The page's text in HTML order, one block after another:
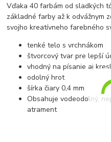
Vďaka 40 farbám od sladkých
základné farby až k odvážnym
svojho kreatívneho farebného
tenké telo s vrchnákom
štvorcový tvar pre lepší
vhodný na písanie aj
odolný hrot
šírka čiary 0,4 mm
Obsahuje vodeodolný,
atrament